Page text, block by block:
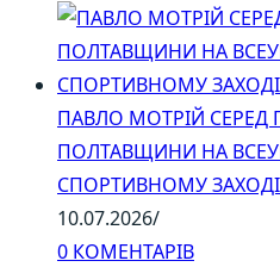
ПАВЛО МОТРІЙ СЕРЕД
ПОЛТАВЩИНИ НА
СПОРТИВНОМУ
10.07.2026/
0 КОМЕНТАРІВ